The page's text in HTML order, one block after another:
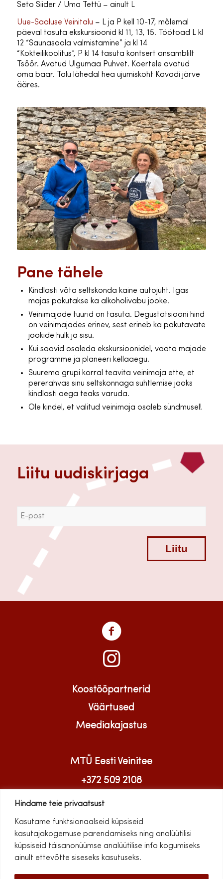
Hindame teie privaatsust
Kasutame funktsionaalseid küpsiseid
kasutajakogemuse parendamiseks ning analüütilisi
küpsiseid täisanonüümse analüütilise info kogumiseks
ainult ettevõtte siseseks kasutuseks.
Seto Siider / Uma Tettü – ainult L
Uue-Saaluse Veinitalu – L ja P kell 10-17, mõlemal
päeval tasuta ekskursioonid kl 11, 13, 15. Töötoad L kl
12 “Saunasoola valmistamine” ja kl 14
“Kokteilikoolitus”, P kl 14 tasuta kontsert ansamblilt
Tsõõr. Avatud Ulgumaa Puhvet. Koertele avatud
oma baar. Talu lähedal hea ujumiskoht Kavadi järve
ääres.
Pane tähele
Kindlasti võta seltskonda kaine autojuht. Igas
majas pakutakse ka alkoholivabu jooke.
Veinimajade tuurid on tasuta. Degustatsiooni hind
on veinimajades erinev, sest erineb ka pakutavate
jookide hulk ja sisu.
Kui soovid osaleda ekskursioonidel, vaata majade
programme ja planeeri kellaaegu.
Suurema grupi korral teavita veinimaja ette, et
pererahvas sinu seltskonnaga suhtlemise jaoks
kindlasti aega teaks varuda.
Ole kindel, et valitud veinimaja osaleb sündmusel!
Liitu uudiskirjaga
Liitu
MTÜ Eesti Veinitee
+372 509 2108
info@veinitee.ee
Koostööpartnerid
Väärtused
Meediakajastus